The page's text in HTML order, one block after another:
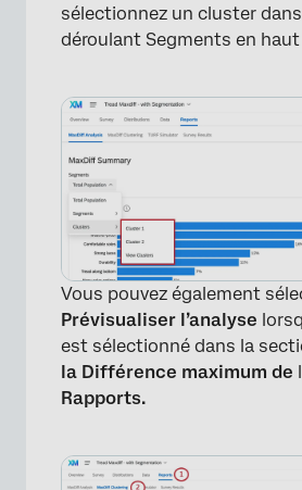
sélectionnez un cluster
déroulant Segments en haut
Vous pouvez également
Prévisualiser l’analyse
est sélectionné dans la
la Différence maximum de
Rapports.